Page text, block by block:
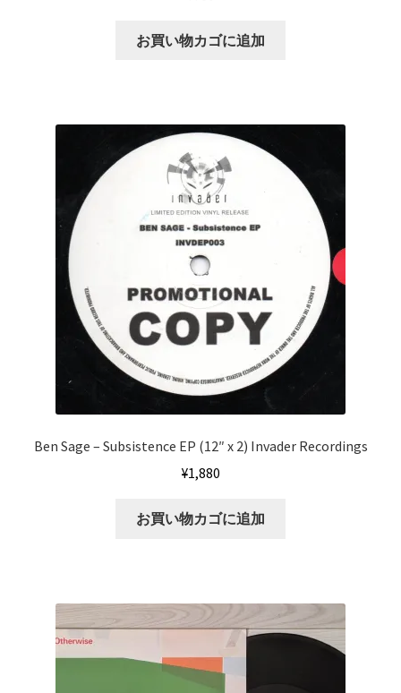
お買い物カゴに追加
Ben Sage ‎– Subsistence EP (12″ x 2) Invader Recordings
¥1,880
お買い物カゴに追加